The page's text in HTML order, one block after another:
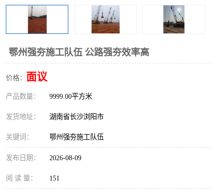
鄂州强夯施工队伍 公路强夯效率高
价格： 面议
产品数量： 9999.00平方米
发货地址： 湖南省长沙浏阳市
关键词： 鄂州强夯施工队伍
发布日期： 2026-08-09
阅 读 量： 151